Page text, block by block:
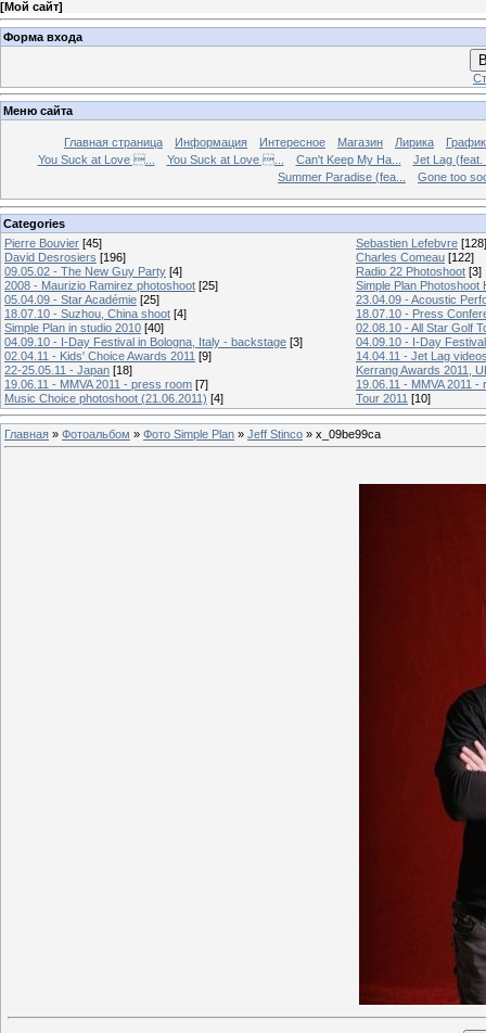
[Мой сайт]
Форма входа
Меню сайта
Главная страница Информация Интересное Магазин Лирика
You Suck at Love ...
You Suck at Love ... Can't Keep My Ha...
Jet Lag (feat.
Summer Paradise (fea...
Gone too
Categories
Pierre Bouvier [45] Sebastien Lefebvre [128]
David Desrosiers [196] Charles Comeau [122]
09.05.02 - The New Guy Party [4] Radio 22 Photoshoot [3]
2008 - Maurizio Ramirez photoshoot [25]
Simple Plan Photoshoot
05.04.09 - Star Académie [25]
23.04.09 - Acoustic
18.07.10 - Suzhou, China shoot [4]
18.07.10 - Press
Simple Plan in studio 2010 [40]
02.08.10 - All Star Golf
04.09.10 - I-Day Festival in Bologna, Italy - backstage [3]
04.09.10 - I-Day
02.04.11 - Kids' Choice Awards 2011 [9]
14.04.11 - Jet Lag
22-25.05.11 - Japan [18]
Kerrang Awards 2011,
19.06.11 - MMVA 2011 - press room [7]
19.06.11 - MMVA 2011 -
Music Choice photoshoot (21.06.2011) [4] Tour 2011 [10]
Главная » Фотоальбом » Фото Simple Plan » Jeff Stinco » x_09be99ca